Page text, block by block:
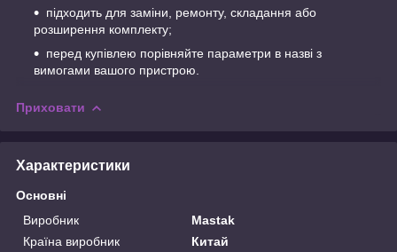
підходить для заміни, ремонту, складання або
розширення комплекту;
перед купівлею порівняйте параметри в назві з
вимогами вашого пристрою.
Приховати
Характеристики
Основні
Виробник
Mastak
Країна виробник
Китай